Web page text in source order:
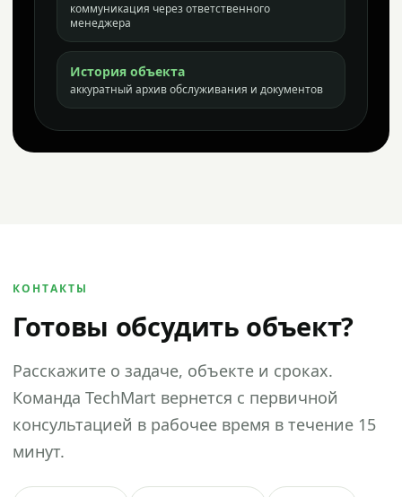
коммуникация через ответственного
менеджера
История объекта
аккуратный архив обслуживания и документов
КОНТАКТЫ
Готовы обсудить объект?
Расскажите о задаче, объекте и сроках.
Команда TechMart вернется с первичной
консультацией в рабочее время в течение 15
минут.